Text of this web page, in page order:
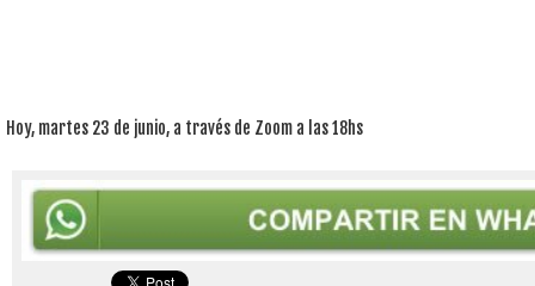
Hoy, martes 23 de junio, a través de Zoom a las 18hs